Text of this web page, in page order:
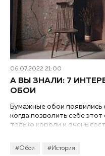
06.07.2022 21:00
#Обои #История
А ВЫ ЗНАЛИ: 7
ОБОИ
Бумажные обои
когда позволить себе
только короли и очень